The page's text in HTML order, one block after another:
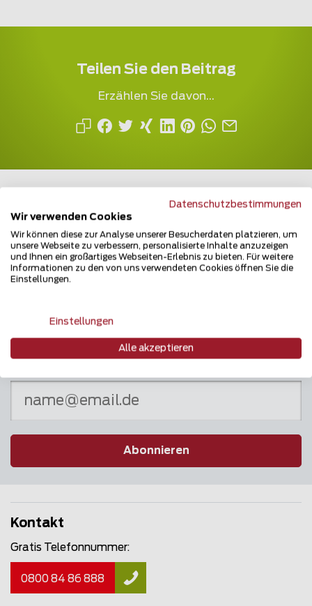
Teilen Sie den Beitrag
Erzählen Sie davon...
Mehrfach ausgezeichnet und immer am
Puls des Marktes
Newsletter
Abonnieren
Kontakt
Gratis Telefonnummer:
0800 84 86 888
Datenschutzbestimmungen
Wir verwenden Cookies
Wir können diese zur Analyse unserer Besucherdaten platzieren, um
unsere Webseite zu verbessern, personalisierte Inhalte anzuzeigen
und Ihnen ein großartiges Webseiten-Erlebnis zu bieten. Für weitere
Informationen zu den von uns verwendeten Cookies öffnen Sie die
Einstellungen.
Einstellungen
Alle akzeptieren